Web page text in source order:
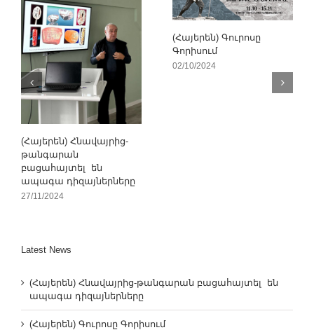
(Հայերեն) Հնավայրից-
թանգարան
բացահայտել են
ապագա դիզայներները
27/11/2024
(Հայերեն) Գուրոսը
Գորիսում
02/10/2024
Latest News
(Հայերեն) Հնավայրից-թանգարան բացահայտել են
ապագա դիզայներները
(Հայերեն) Գուրոսը Գորիսում